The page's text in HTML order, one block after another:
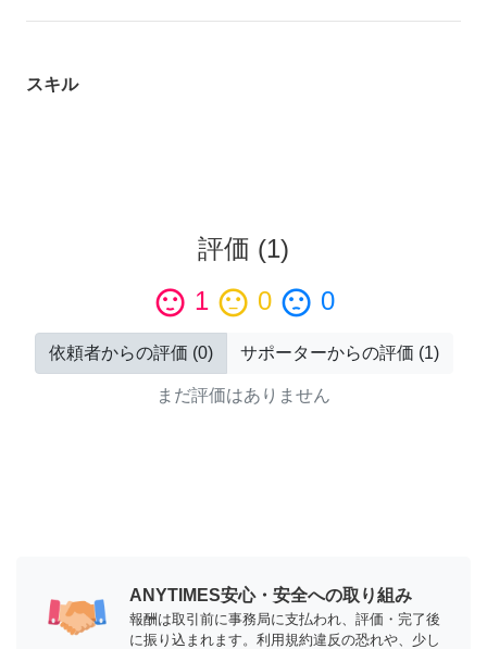
スキル
評価 (1)
sentiment_satisfied 1 sentiment_neutral 0 sentiment_dissatisfied 0
依頼者からの評価 (0) サポーターからの評価 (1)
まだ評価はありません
ANYTIMES安心・安全への取り組み
報酬は取引前に事務局に支払われ、評価・完了後
に振り込まれます。利用規約違反の恐れや、少し